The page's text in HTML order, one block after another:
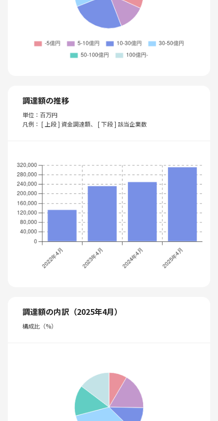
調達額の推移
単位：百万円
凡例： [ 上段 ] 資金調達額、 [ 下段 ] 該当企業数
調達額の内訳（2025年4月）
構成比（%）